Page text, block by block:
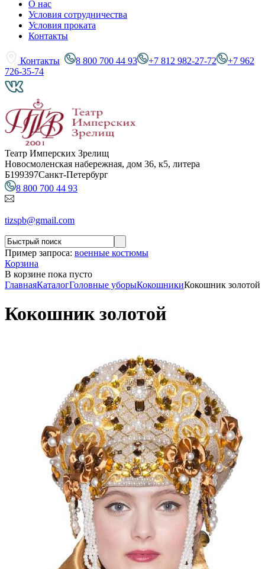
О нас
Условия сотрудничества
Условия проката
Контакты
Контакты 8 800 700 44 93 +7 812 982-27-72
+7 962
726-35-74
Театр Имперских Зрелищ
Новосмоленская набережная, дом 36, к5, литера
Б199397Санкт-Петербург
8 800 700 44 93
tizspb@gmail.com
Пример запроса: военные костюмы
Корзина
В корзине пока пусто
ГлавнаяКаталогГоловные уборыКокошникиКокошник золотой
Кокошник золотой